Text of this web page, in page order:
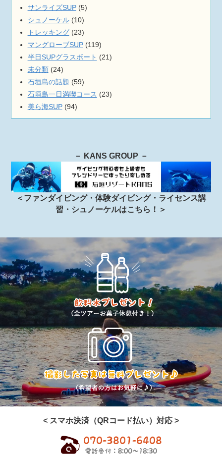
サンライズSUP(5)
シュノーケル(10)
トレッキング(23)
マングローブSUP(119)
半日SUPグラスボート (21)
未分類(24)
石垣島の話題 (59)
石垣島一日満喫コース (23)
美ら海SUP(94)
－ KANS GROUP －
＜ファンダイビング・体験ダイビング・ライセンス講
習・シュノーケルはこちら！＞
< スマホ決済（QRコード払い）対応 >